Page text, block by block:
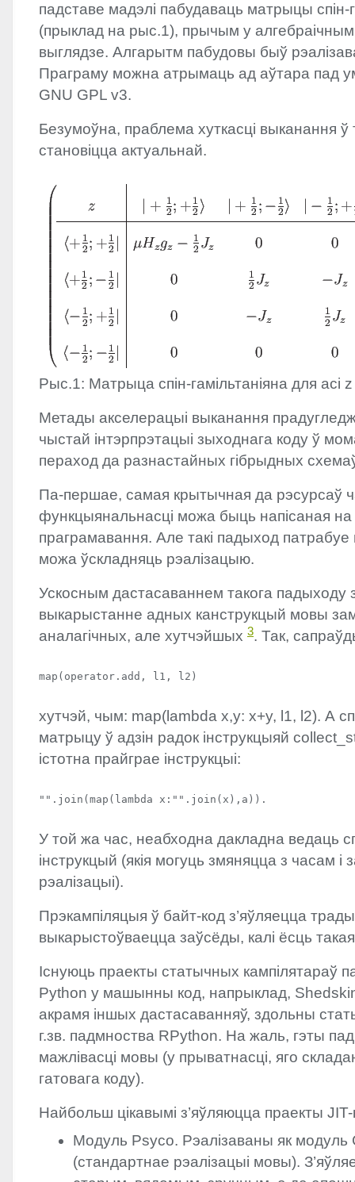
падставе мадэлі пабудаваць матрыцы спін-
(прыклад на рыс.1), прычым у
выглядзе. Алгарытм пабудовы быў
Праграму можна атрымаць ад аўтара пад
GNU GPL v3.
Безумоўна, праблема хуткасці выканання ў
становіцца актуальнай.
Рыс.1: Матрыца спін-гамільтаніяна для асі
Метады акселерацыі выканання
чыстай інтэрпрэтацыі зыходнага коду ў
пераход да разнастайных гібрыдных
Па-першае, самая крытычная да рэсурсаў
функцыянальнасці можа быць напісаная на
праграмавання. Але такі падыход патрабуе
можа ўскладняць рэалізацыю.
Ускосным дастасаваннем такога падыходу
выкарыстанне адных канструкцый мовы
аналагічных, але хутчэйшых 3. Так,
map(operator.add, l1, l2)
хутчэй, чым: map(lambda x,y: x+y, l1, l2). А
матрыцу ў адзін радок інструкцыяй
істотна прайграе інструкцыі:
"".join(map(lambda x:"".join(x),a)).
У той жа час, неабходна дакладна ведаць
інструкцый (якія могуць змяняцца з часам і
рэалізацыі).
Прэкампіляцыя ў байт-код з’яўляецца
выкарыстоўваецца заўсёды, калі ёсць
Існуюць праекты статычных кампілятараў
Python у машынны код, напрыклад,
акрамя іншых дастасаванняў, здольны
г.зв. падмноства RPython. На жаль, гэты
мажлівасці мовы (у прыватнасці, яго
гатовага коду).
Найбольш цікавымі з’яўляюцца праекты JIT
Модуль Psyco. Рэалізаваны як модуль
(стандартнае рэалізацыі мовы).